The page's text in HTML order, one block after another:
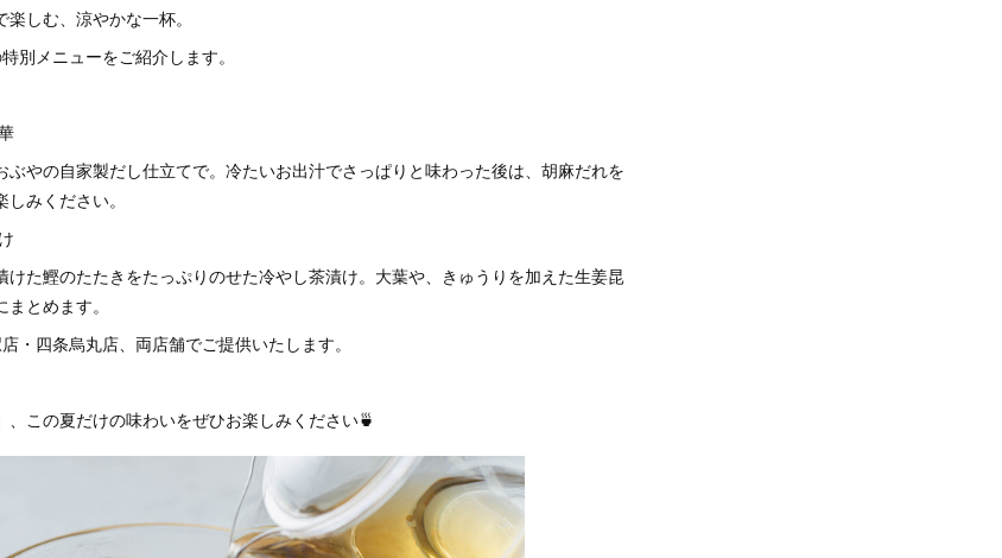
しむ、涼やかな一杯。
別メニューをご紹介します。
ぶやの自家製だし仕立てで。冷たいお出汁でさっぱりと味わった後は、胡麻だれを
みください。
けた鰹のたたきをたっぷりのせた冷やし茶漬け。大葉や、きゅうりを加えた生姜昆
とめます。
・四条烏丸店、両店舗でご提供いたします。
この夏だけの味わいをぜひお楽しみください🍵